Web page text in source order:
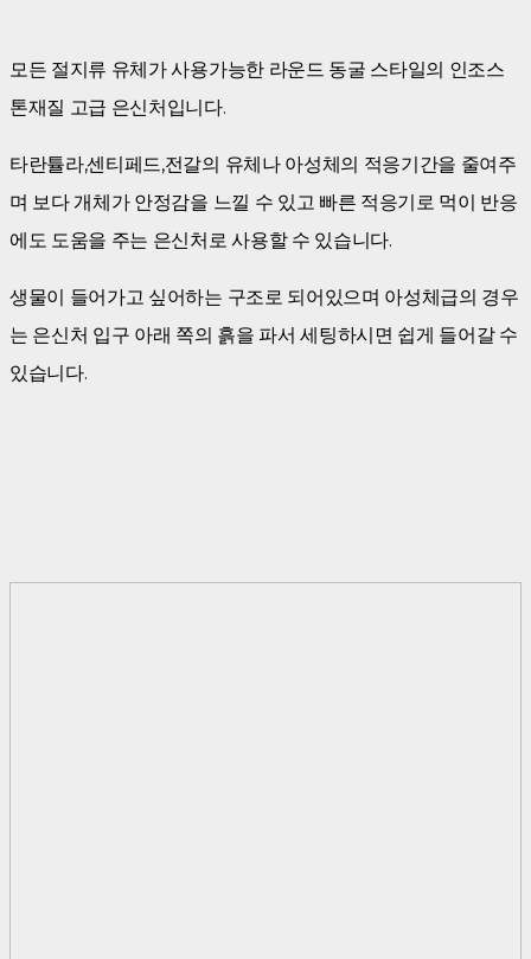
모든 절지류 유체가 사용가능한 라운드 동굴 스타일의 인조스
톤재질 고급 은신처입니다.
타란튤라,센티페드,전갈의 유체나 아성체의 적응기간을 줄여주
며 보다 개체가 안정감을 느낄 수 있고 빠른 적응기로 먹이 반응
에도 도움을 주는 은신처로 사용할 수 있습니다.
생물이 들어가고 싶어하는 구조로 되어있으며 아성체급의 경우
는 은신처 입구 아래 쪽의 흙을 파서 세팅하시면 쉽게 들어갈 수
있습니다.